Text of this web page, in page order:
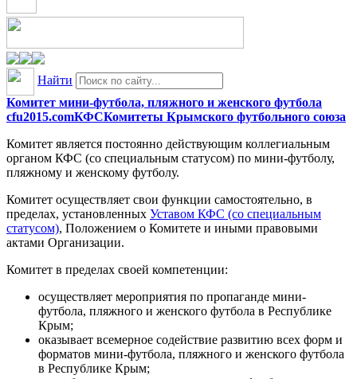
Найти
Комитет мини-футбола, пляжного и женского футбола
cfu2015.comКФСКомитеты Крымского футбольного союза
Комитет является постоянно действующим коллегиальным
органом КФС (со специальным статусом) по мини-футболу,
пляжному и женскому футболу.
Комитет осуществляет свои функции самостоятельно, в
пределах, установленных Уставом КФС (со специальным
статусом), Положением о Комитете и иными правовыми
актами Организации.
Комитет в пределах своей компетенции:
осуществляет мероприятия по пропаганде мини-
футбола, пляжного и женского футбола в Республике
Крым;
оказывает всемерное содействие развитию всех форм и
форматов мини-футбола, пляжного и женского футбола
в Республике Крым;